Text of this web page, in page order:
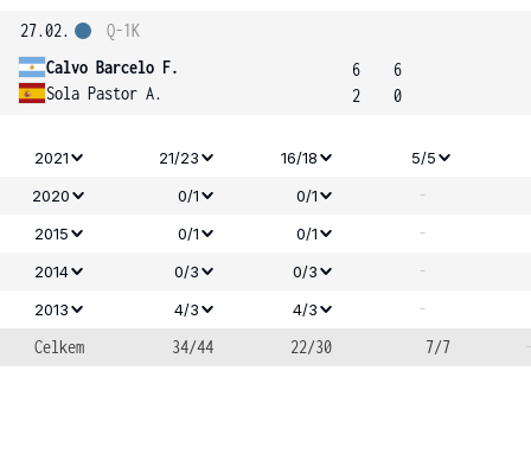
27.02.
Calvo Barcelo F.
Sola Pastor A.
Q-1K
6
2
6
0
2021 21/23 16/18
5/5
2020
0/1 0/1 -
2015 0/1 0/1 -
2014 0/3 0/3 -
2013 4/3 4/3
-
Celkem
34/44 22/30 7/7